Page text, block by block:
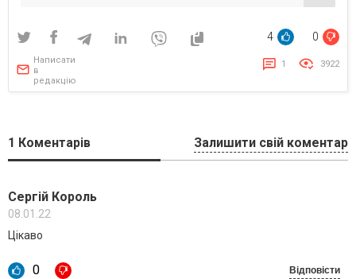
4 0
Написати
в
редакцію
1 3922
1 Коментарів Залишити свій коментар
Сергій Король
08.01.22
Цікаво
0 Відповісти